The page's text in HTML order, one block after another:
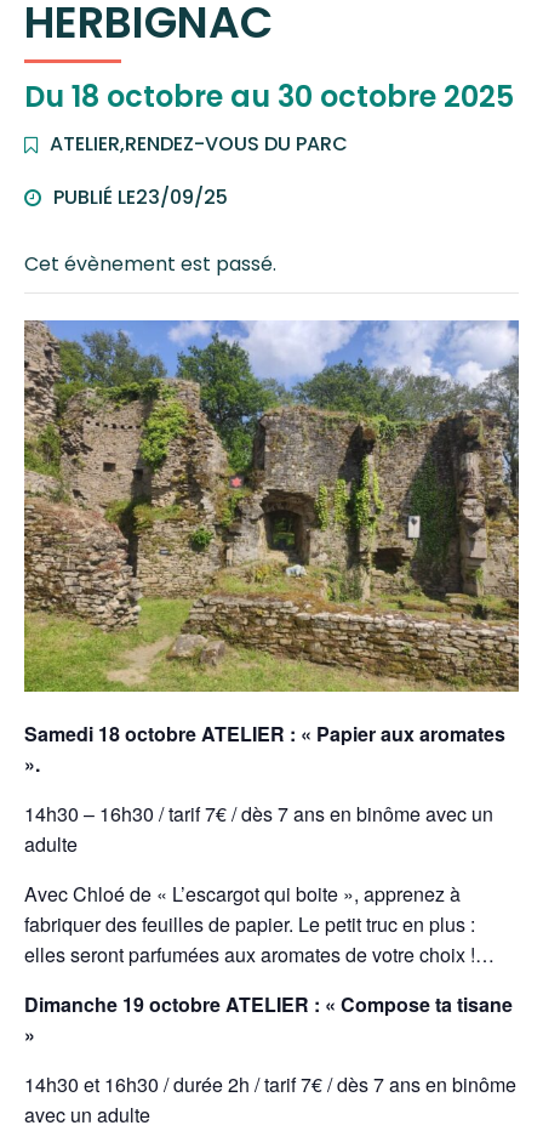
HERBIGNAC
Du 18 octobre au 30 octobre 2025
ATELIER,RENDEZ-VOUS DU PARC
PUBLIÉ LE23/09/25
Cet évènement est passé.
Samedi 18 octobre ATELIER : « Papier aux aromates
».
14h30 – 16h30 / tarif 7€ / dès 7 ans en binôme avec un
adulte
Avec Chloé de « L’escargot qui boite », apprenez à
fabriquer des feuilles de papier. Le petittruc en plus :
elles seront parfumées aux aromates de votre choix !…
Dimanche 19 octobre ATELIER : « Compose ta tisane
»
14h30 et 16h30 / durée 2h / tarif 7€ / dès 7 ans en binôme
avec un adulte